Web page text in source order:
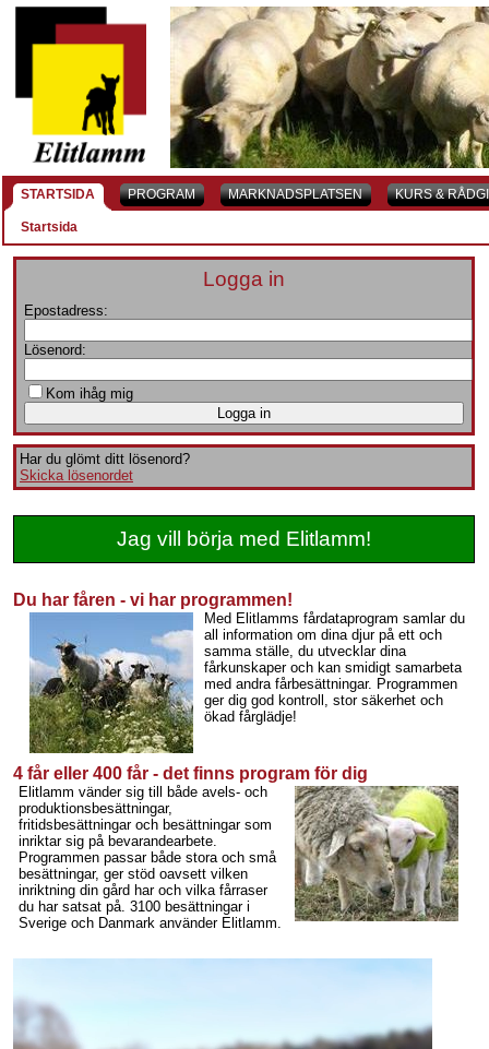
STARTSIDA PROGRAM MARKNADSPLATSEN KURS &
Startsida
Logga in
Epostadress:
Lösenord:
Kom ihåg mig
Har du glömt ditt lösenord?
Skicka lösenordet
Jag vill börja med Elitlamm!
Du har fåren - vi har programmen!
Med Elitlamms fårdataprogram samlar du
all information om dina djur på ett och
samma ställe, du utvecklar dina
fårkunskaper och kan smidigt samarbeta
med andra fårbesättningar. Programmen
ger dig god kontroll, stor säkerhet och
ökad fårglädje!
4 får eller 400 får - det finns program för dig
Elitlamm vänder sig till både avels- och
produktionsbesättningar,
fritidsbesättningar och besättningar som
inriktar sig på bevarandearbete.
Programmen passar både stora och små
besättningar, ger stöd oavsett vilken
inriktning din gård har och vilka fårraser
du har satsat på. 3100 besättningar i
Sverige och Danmark använder Elitlamm.